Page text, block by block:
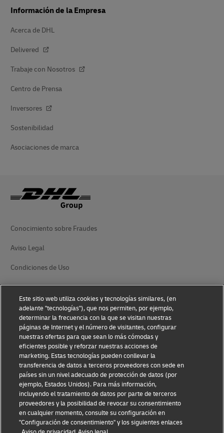
Información de la Empresa
Acerca de DHL
Delivered
Trabaje con Nosotros
Centro de Prensa
Inversores
Sostenibilidad
Asociaciones de marca
Conocimiento sobre Fraudes
Aviso Legal
Condiciones de Uso
Aviso de privacidad
Información Adicional
Ajustes de Cookies
Síganos
2026 © - todos los derechos reservados
Este sitio web utiliza cookies y tecnologías similares, (en
adelante "tecnologías"), que nos permiten, por ejemplo,
determinar la frecuencia con la que se visitan nuestras
páginas de Internet y el número de visitantes, configurar
nuestras ofertas para que sean lo más cómodas y
eficientes posible y reforzar nuestras acciones de
marketing. Estas tecnologías pueden conllevar la
transferencia de datos a terceros proveedores con sede en
países sin un nivel adecuado de protección de datos (por
ejemplo, Estados Unidos). Para más información,
incluyendo el tratamiento de datos por parte de terceros
proveedores y la posibilidad de revocar su consentimiento
en cualquier momento, consulte su configuración en
"Configuración de consentimiento" y los siguientes enlaces